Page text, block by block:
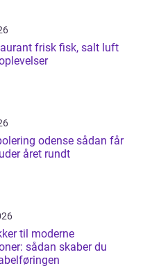
fisk, salt luft
odense sådan får
året rundt
til moderne
sådan skaber du